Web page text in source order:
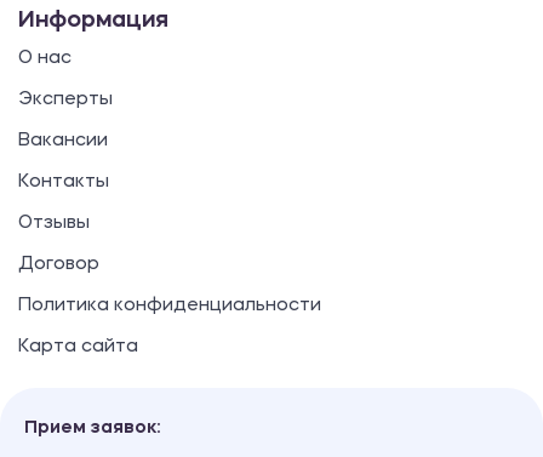
Информация
О нас
Эксперты
Вакансии
Контакты
Отзывы
Договор
Политика конфиденциальности
Карта сайта
Прием заявок: